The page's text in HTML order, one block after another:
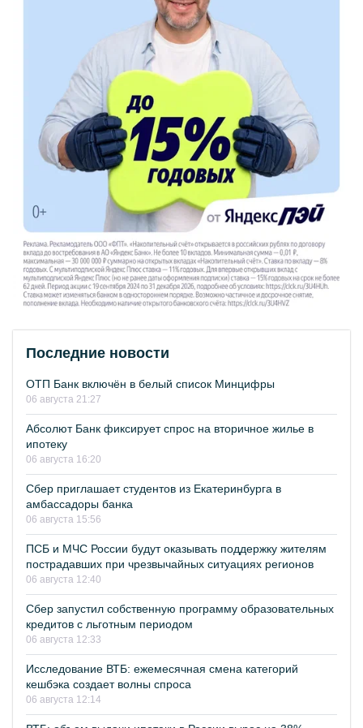
Последние новости
ОТП Банк включён в белый список Минцифры
06 августа 21:27
Абсолют Банк фиксирует спрос на вторичное жилье в
ипотеку
06 августа 16:20
Сбер приглашает студентов из Екатеринбурга в
амбассадоры банка
06 августа 15:56
ПСБ и МЧС России будут оказывать поддержку жителям
пострадавших при чрезвычайных ситуациях регионов
06 августа 12:40
Сбер запустил собственную программу образовательных
кредитов с льготным периодом
06 августа 12:33
Исследование ВТБ: ежемесячная смена категорий
кешбэка создает волны спроса
06 августа 12:14